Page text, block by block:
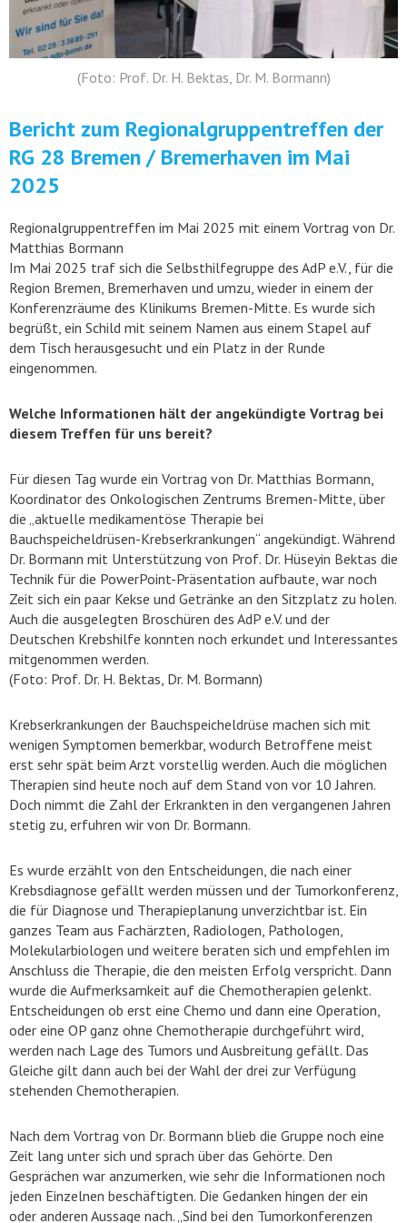
(Foto: Prof. Dr. H. Bektas, Dr. M. Bormann)
Bericht zum Regionalgruppentreffen der
RG 28 Bremen / Bremerhaven im Mai
2025
Regionalgruppentreffen im Mai 2025 mit einem Vortrag von Dr.
Matthias Bormann
Im Mai 2025 traf sich die Selbsthilfegruppe des AdP e.V., für die
Region Bremen, Bremerhaven und umzu, wieder in einem der
Konferenzräume des Klinikums Bremen-Mitte. Es wurde sich
begrüßt, ein Schild mit seinem Namen aus einem Stapel auf
dem Tisch herausgesucht und ein Platz in der Runde
eingenommen.
Welche Informationen hält der angekündigte Vortrag bei
diesem Treffen für uns bereit?
Für diesen Tag wurde ein Vortrag von Dr. Matthias Bormann,
Koordinator des Onkologischen Zentrums Bremen-Mitte, über
die „aktuelle medikamentöse Therapie bei
Bauchspeicheldrüsen-Krebserkrankungen“ angekündigt. Während
Dr. Bormann mit Unterstützung von Prof. Dr. Hüseyin Bektas die
Technik für die PowerPoint-Präsentation aufbaute, war noch
Zeit sich ein paar Kekse und Getränke an den Sitzplatz zu holen.
Auch die ausgelegten Broschüren des AdP e.V. und der
Deutschen Krebshilfe konnten noch erkundet und Interessantes
mitgenommen werden.
(Foto: Prof. Dr. H. Bektas, Dr. M. Bormann)
Krebserkrankungen der Bauchspeicheldrüse machen sich mit
wenigen Symptomen bemerkbar, wodurch Betroffene meist
erst sehr spät beim Arzt vorstellig werden. Auch die möglichen
Therapien sind heute noch auf dem Stand von vor 10 Jahren.
Doch nimmt die Zahl der Erkrankten in den vergangenen Jahren
stetig zu, erfuhren wir von Dr. Bormann.
Es wurde erzählt von den Entscheidungen, die nach einer
Krebsdiagnose gefällt werden müssen und der Tumorkonferenz,
die für Diagnose und Therapieplanung unverzichtbar ist. Ein
ganzes Team aus Fachärzten, Radiologen, Pathologen,
Molekularbiologen und weitere beraten sich und empfehlen im
Anschluss die Therapie, die den meisten Erfolg verspricht. Dann
wurde die Aufmerksamkeit auf die Chemotherapien gelenkt.
Entscheidungen ob erst eine Chemo und dann eine Operation,
oder eine OP ganz ohne Chemotherapie durchgeführt wird,
werden nach Lage des Tumors und Ausbreitung gefällt. Das
Gleiche gilt dann auch bei der Wahl der drei zur Verfügung
stehenden Chemotherapien.
Nach dem Vortrag von Dr. Bormann blieb die Gruppe noch eine
Zeit lang unter sich und sprach über das Gehörte. Den
Gesprächen war anzumerken, wie sehr die Informationen noch
jeden Einzelnen beschäftigten. Die Gedanken hingen der ein
oder anderen Aussage nach. „Sind bei den Tumorkonferenzen